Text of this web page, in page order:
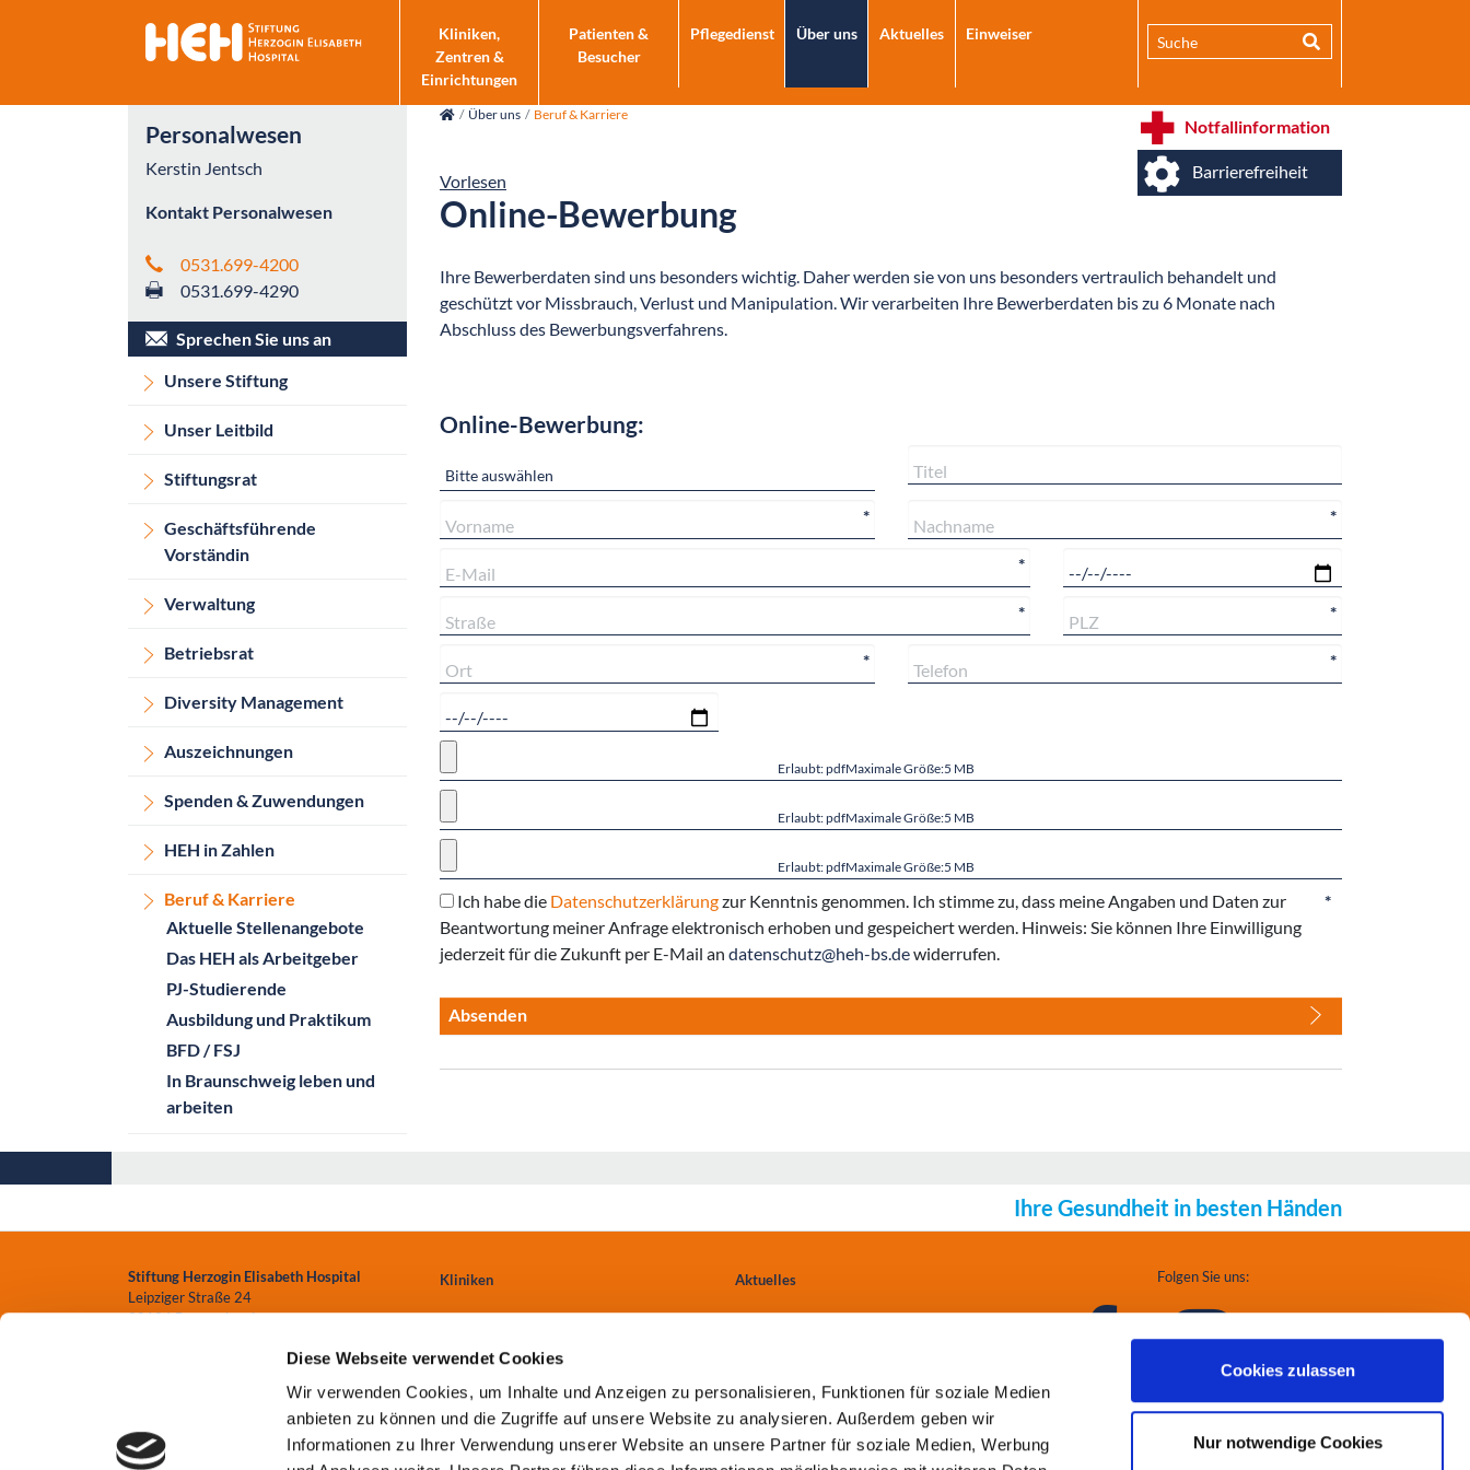
Diese Webseite verwendet Cookies
Wir verwenden Cookies, um Inhalte und Anzeigen zu personalisieren, Funktionen für soziale Medien
anbieten zu können und die Zugriffe auf unsere Website zu analysieren. Außerdem geben wir
Informationen zu Ihrer Verwendung unserer Website an unsere Partner für soziale Medien, Werbung
Cookies zulassen
Nur notwendige Cookies
Kliniken,
Zentren &
Einrichtungen
Patienten &
Besucher
Pflegedienst Über uns Aktuelles Einweiser
Notfallinformation
Barrierefreiheit
Personalwesen
Kerstin Jentsch
Kontakt Personalwesen
0531.699-4200
0531.699-4290
Sprechen Sie uns an
Unsere Stiftung
Unser Leitbild
Stiftungsrat
Geschäftsführende
Vorständin
Verwaltung
Betriebsrat
Diversity Management
Auszeichnungen
Spenden & Zuwendungen
HEH in Zahlen
Beruf & Karriere
Aktuelle Stellenangebote
Das HEH als Arbeitgeber
PJ-Studierende
Ausbildung und Praktikum
BFD / FSJ
In Braunschweig leben und
arbeiten
Über uns Beruf & Karriere
Vorlesen
Online-Bewerbung
Ihre Bewerberdaten sind uns besonders wichtig. Daher werden sie von uns besonders vertraulich behandelt und
geschützt vor Missbrauch, Verlust und Manipulation. Wir verarbeiten Ihre Bewerberdaten bis zu 6 Monate nach
Abschluss des Bewerbungsverfahrens.
Online-Bewerbung:
* *
*
* *
* *
Erlaubt: pdfMaximale Größe:5 MB
Erlaubt: pdfMaximale Größe:5 MB
Erlaubt: pdfMaximale Größe:5 MB
Ich habe die Datenschutzerklärungzur Kenntnis genommen. Ich stimme zu, dass meine Angaben und Daten zur
Beantwortung meiner Anfrage elektronisch erhoben und gespeichert werden. Hinweis: Sie können Ihre Einwilligung
jederzeit für die Zukunft per E-Mail an datenschutz@heh-bs.dewiderrufen.
*
Absenden
Ihre Gesundheit in besten Händen
Stiftung Herzogin Elisabeth Hospital
Leipziger Straße 24
38124 Braunschweig
Kliniken Aktuelles
Einrichtungen Anfahrt
Pflege Kontakt
Folgen Sie uns: